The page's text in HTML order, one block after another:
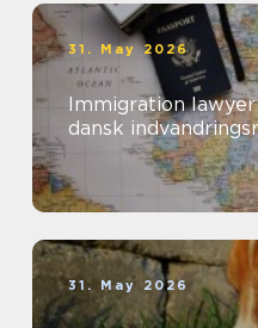
31. May 2026
Immigration
dansk
31. May 2026